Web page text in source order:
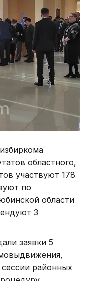
областного,
участвуют 178
по
области
3
заявки 5
районных